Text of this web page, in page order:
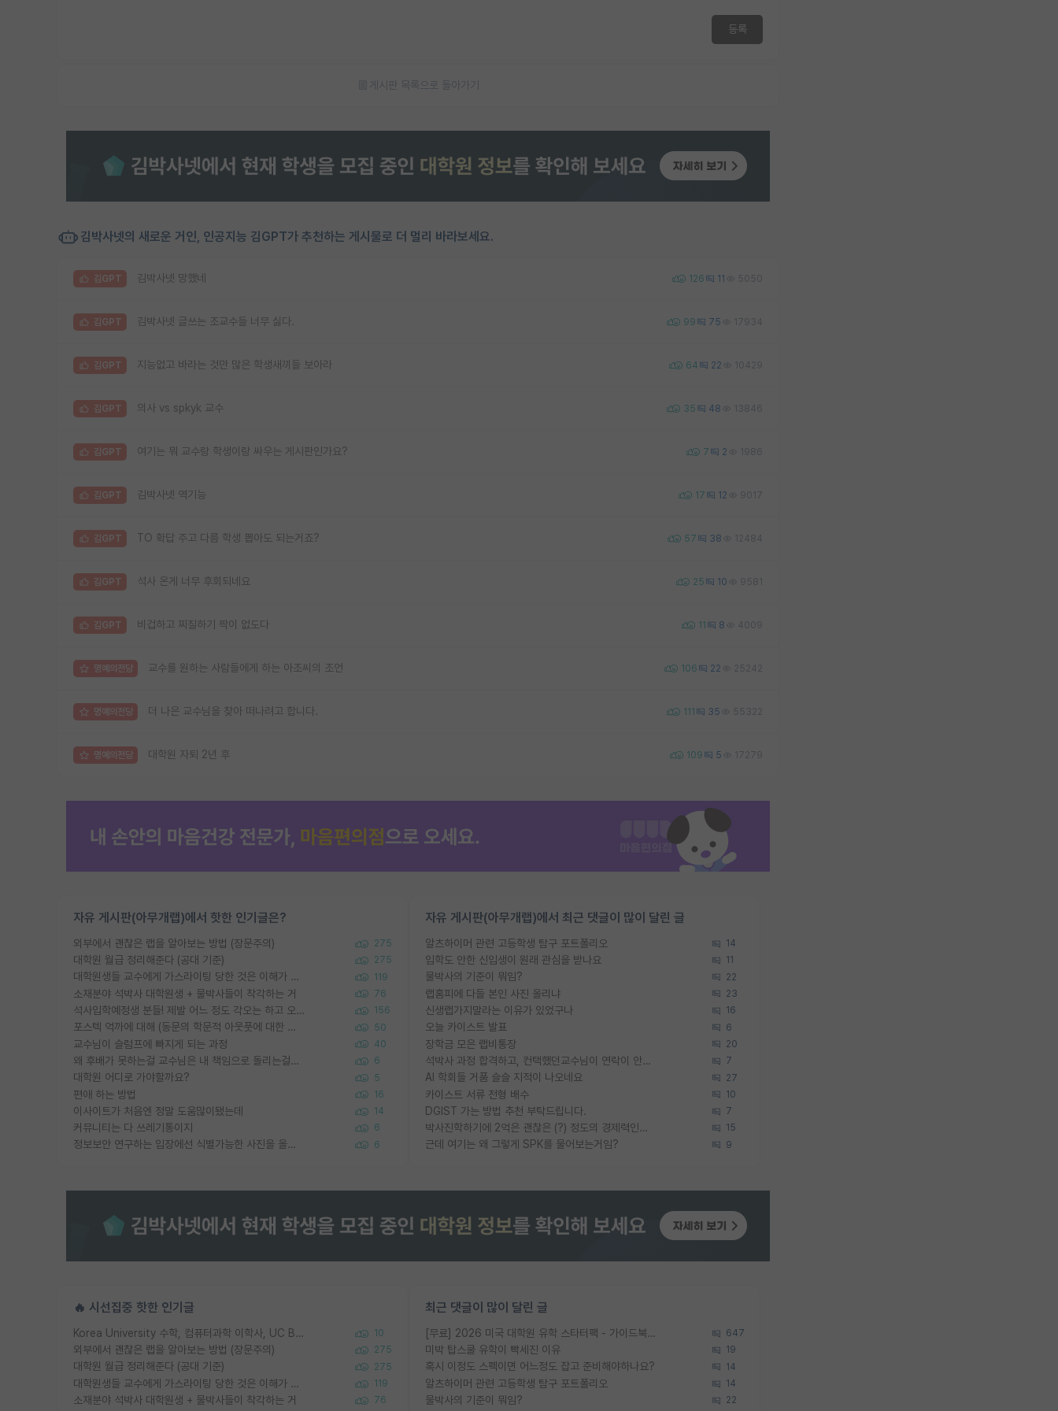
등록
게시판 목록으로 돌아가기
김박사넷의 새로운 거인, 인공지능 김GPT가 추천하는 게시물로 더 멀리 바라보세요.
김GPT 김박사넷 망했네 126 11 5050
김GPT 김박사넷 글쓰는 조교수들 너무 싫다. 99 75 17934
김GPT 지능없고 바라는 것만 많은 학생새끼들 보아라 64 22 10429
김GPT 의사 vs spkyk 교수 35 48 13846
김GPT 여기는 뭐 교수랑 학생이랑 싸우는 게시판인가요? 7 2 1986
김GPT 김박사넷 역기능 17 12 9017
김GPT TO 확답 주고 다름 학생 뽑아도 되는거죠? 57 38 12484
김GPT 석사 온게 너무 후회되네요 25 10 9581
김GPT 비겁하고 찌질하기 짝이 없도다 11 8 4009
명예의전당 교수를 원하는 사람들에게 하는 아조씨의 조언 106 22 25242
명예의전당 더 나은 교수님을 찾아 떠나려고 합니다. 111 35 55322
명예의전당 대학원 자퇴 2년 후 109 5 17279
자유 게시판(아무개랩)에서 핫한 인기글은?
외부에서 괜찮은 랩을 알아보는 방법 (장문주의) 275
대학원 월급 정리해준다 (공대 기준) 275
대학원생들 교수에게 가스라이팅 당한 것은 이해가 갑니다. 안타깝네요. 119
소재분야 석박사 대학원생 + 물박사들이 착각하는 거 76
석사입학예정생 분들! 제발 어느 정도 각오는 하고 오세요. 156
포스텍 억까에 대해 (동문의 학문적 아웃풋에 대한 반박) 50
교수님이 슬럼프에 빠지게 되는 과정 40
왜 후배가 못하는걸 교수님은 내 책임으로 돌리는걸까요? 6
대학원 어디로 가야할까요? 5
편애 하는 방법 16
이사이트가 처음엔 정말 도움많이됐는데 14
커뮤니티는 다 쓰레기통이지 6
정보보안 연구하는 입장에선 식별가능한 사진을 올리는건 비추이긴함 6
자유 게시판(아무개랩)에서 최근 댓글이 많이 달린 글
알츠하이머 관련 고등학생 탐구 포트폴리오 14
입학도 안한 신입생이 원래 관심을 받나요 11
물박사의 기준이 뭐임? 22
랩홈피에 다들 본인 사진 올리냐 23
신생랩가지말라는 이유가 있었구나 16
오늘 카이스트 발표 6
장학금 모은 랩비통장 20
석박사 과정 합격하고, 컨택했던교수님이 연락이 안됩니다... 7
AI 학회들 거품 슬슬 지적이 나오네요 27
카이스트 서류 전형 배수 10
DGIST 가는 방법 추천 부탁드립니다. 7
박사진학하기에 2억은 괜찮은 (?) 정도의 경제력인가요 15
근데 여기는 왜 그렇게 SPK를 물어보는거임? 9
🔥 시선집중 핫한 인기글
Korea University 수학, 컴퓨터과학 이학사, UC Berkeley 산업공학 대학원 공학박사가 되는 것은 쉽지 않겠죠? 10
외부에서 괜찮은 랩을 알아보는 방법 (장문주의) 275
대학원 월급 정리해준다 (공대 기준) 275
대학원생들 교수에게 가스라이팅 당한 것은 이해가 갑니다. 안타깝네요. 119
소재분야 석박사 대학원생 + 물박사들이 착각하는 거 76
최근 댓글이 많이 달린 글
[무료] 2026 미국 대학원 유학 스타터팩 - 가이드북 & 합격자 컨택메일 템플릿 647
미박 탑스쿨 유학이 빡세진 이유 19
혹시 이정도 스펙이면 어느정도 잡고 준비해야하나요? 14
알츠하이머 관련 고등학생 탐구 포트폴리오 14
물박사의 기준이 뭐임? 22